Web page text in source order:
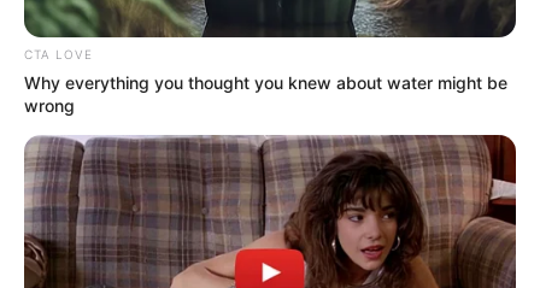
CTA LOVE
Why everything you thought you knew about water might be
wrong